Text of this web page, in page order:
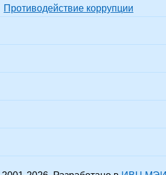
Противодействие коррупции